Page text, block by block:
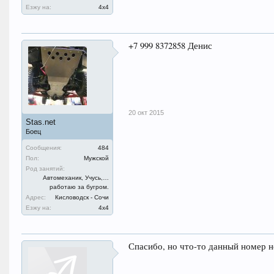
Езжу на: 4х4
Stas.net
Боец
Сообщения:
484
Пол:
Мужской
Род занятий:
Автомеханик, Учусь,…
работаю за бугром.
Адрес:
Кисловодск - Сочи
Езжу на:
4х4
‪+7 999 8372858‬ Денис
20 окт 2015
Спасибо, но что-то данный номер